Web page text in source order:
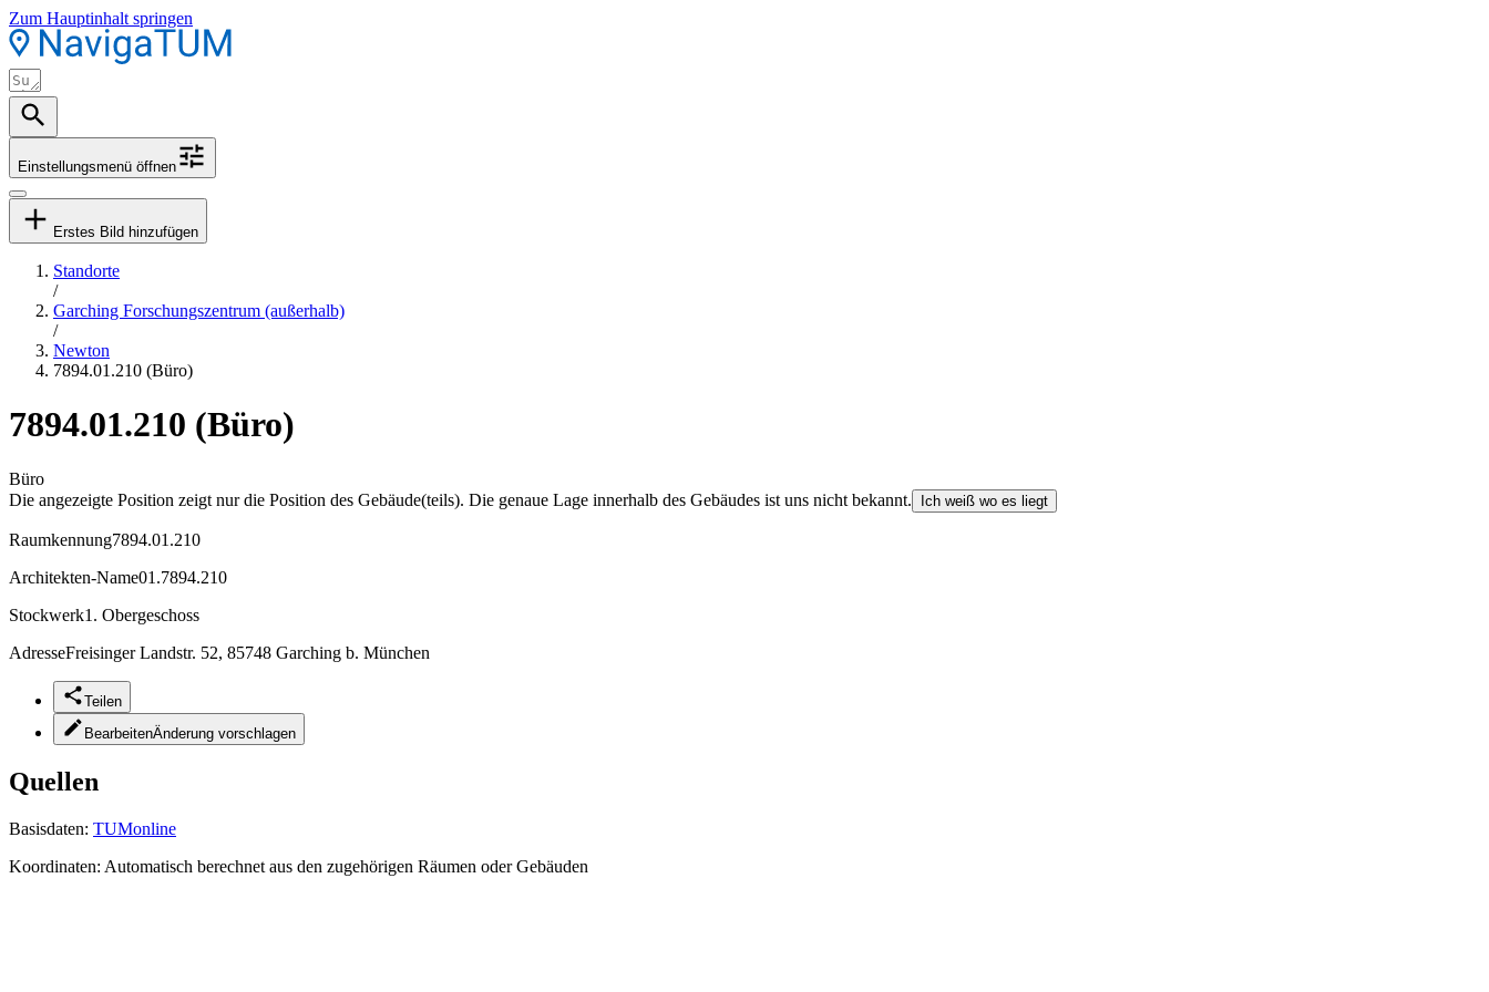
Zum Hauptinhalt springen
Einstellungsmenü öffnen
Erstes Bild hinzufügen
Standorte
/
Garching Forschungszentrum (außerhalb)
/
Newton
7894.01.210 (Büro)
7894.01.210 (Büro)
Büro
Die angezeigte Position zeigt nur die Position des Gebäude(teils). Die genaue Lage innerhalb des Gebäudes ist uns nicht bekannt.
Ich weiß wo es liegt
Raumkennung7894.01.210
Architekten-Name01.7894.210
Stockwerk1. Obergeschoss
AdresseFreisinger Landstr. 52, 85748 Garching b. München
Teilen
BearbeitenÄnderung vorschlagen
Quellen
Basisdaten: TUMonline
Koordinaten: Automatisch berechnet aus den zugehörigen Räumen oder Gebäuden